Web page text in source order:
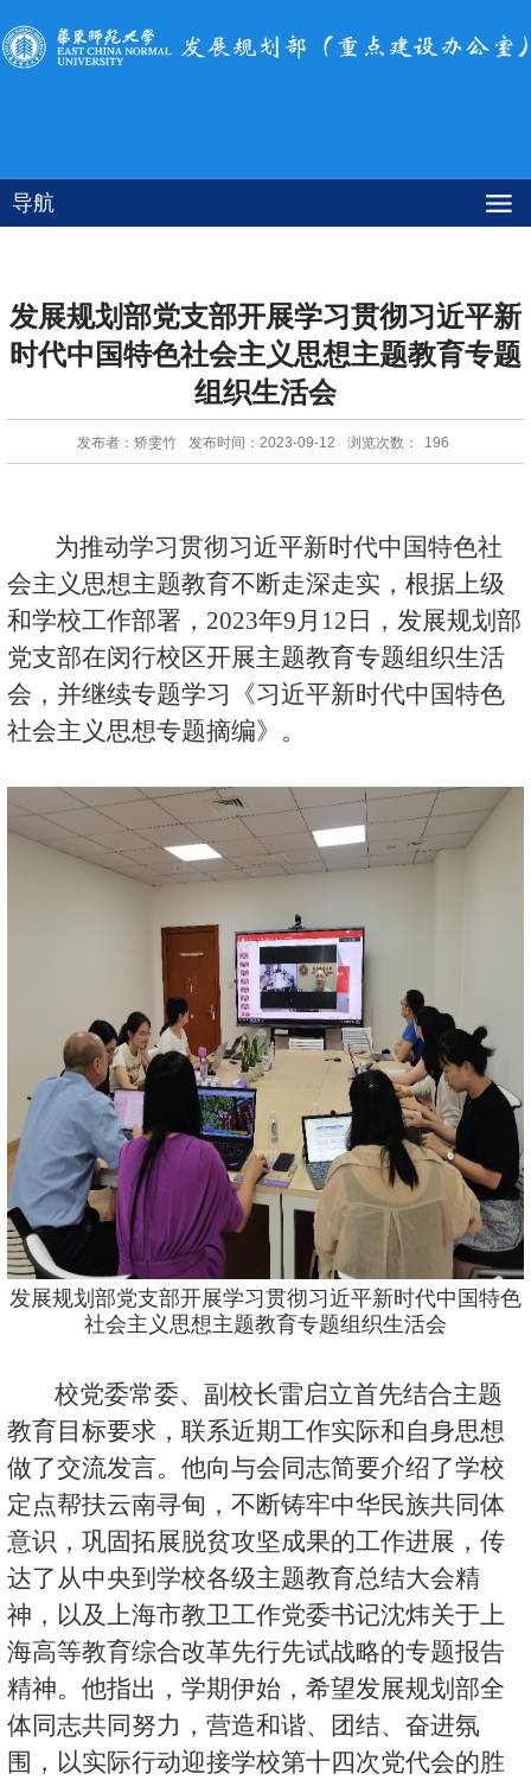
导航
发展规划部党支部开展学习贯彻习近平新
时代中国特色社会主义思想主题教育专题
组织生活会
发布者：矫雯竹 发布时间：2023-09-12 浏览次数： 196
为推动学习贯彻习近平新时代中国特色社
会主义思想主题教育不断走深走实，根据上级
和学校工作部署， 2023年9月 12 日，发展规划部
党支部在闵行校区开展主题教育专题组织生活
会，并继续专题学习《习近平新时代中国特色
社会主义思想专题摘编》。
发展规划部党支部开展学习贯彻习近平新时代中国特色
社会主义思想主题教育专题组织生活会
校党委常委、副校长雷启立首先结合主题
教育目标要求，联系近期工作实际和自身思想
做了交流发言。他向与会同志简要介绍了学校
定点帮扶云南寻甸，不断铸牢中华民族共同体
意识，巩固拓展脱贫攻坚成果的工作进展，传
达了从中央到学校各级主题教育总结大会精
神，以及上海市教卫工作党委书记沈炜关于上
海高等教育综合改革先行先试战略的专题报告
精神。他指出，学期伊始，希望发展规划部全
体同志共同努力，营造和谐、团结、奋进氛
围，以实际行动迎接学校第十四次党代会的胜